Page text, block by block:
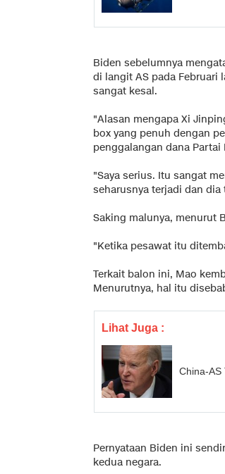
Biden sebelumnya
di langit AS pada Februari
sangat kesal.
"Alasan mengapa Xi
box yang penuh dengan
penggalangan dana
"Saya serius. Itu sangat
seharusnya terjadi dan
Saking malunya, menurut
"Ketika pesawat itu
Terkait balon ini, Mao
Menurutnya, hal itu
Lihat Juga :
China-AS
Pernyataan Biden ini
kedua negara.